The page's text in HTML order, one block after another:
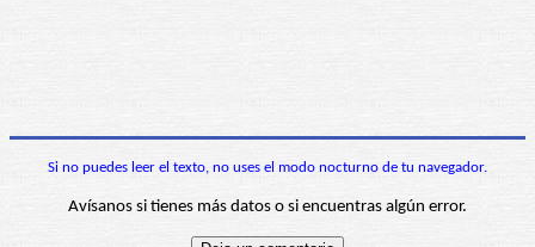
Si no puedes leer el texto, no uses el modo nocturno de tu navegador.
Avísanos si tienes más datos o si encuentras algún error.